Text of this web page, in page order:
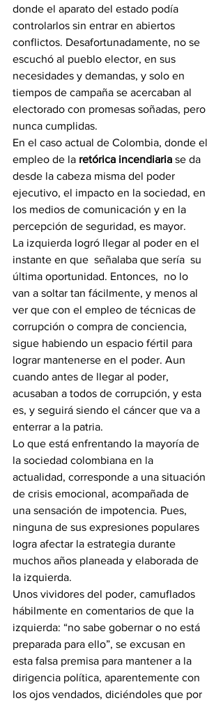
donde el aparato del estado podía
controlarlos sin entrar en abiertos
conflictos. Desafortunadamente, no se
escuchó al pueblo elector, en sus
necesidades y demandas, y solo en
tiempos de campaña se acercaban al
electorado con promesas soñadas, pero
nunca cumplidas.
En el caso actual de Colombia, donde el
empleo de la retórica incendiaria se da
desde la cabeza misma del poder
ejecutivo, el impacto en la sociedad, en
los medios de comunicación y en la
percepción de seguridad, es mayor.
La izquierda logró llegar al poder en el
instante en que  señalaba que sería  su
última oportunidad. Entonces,  no lo
van a soltar tan fácilmente, y menos al
ver que con el empleo de técnicas de
corrupción o compra de conciencia,
sigue habiendo un espacio fértil para
lograr mantenerse en el poder. Aun
cuando antes de llegar al poder,
acusaban a todos de corrupción, y esta
es, y seguirá siendo el cáncer que va a
enterrar a la patria.
Lo que está enfrentando la mayoría de
la sociedad colombiana en la
actualidad, corresponde a una situación
de crisis emocional, acompañada de
una sensación de impotencia. Pues,
ninguna de sus expresiones populares
logra afectar la estrategia durante
muchos años planeada y elaborada de
la izquierda.
Unos vividores del poder, camuflados
hábilmente en comentarios de que la
izquierda: “no sabe gobernar o no está
preparada para ello”, se excusan en
esta falsa premisa para mantener a la
dirigencia política, aparentemente con
los ojos vendados, diciéndoles que por